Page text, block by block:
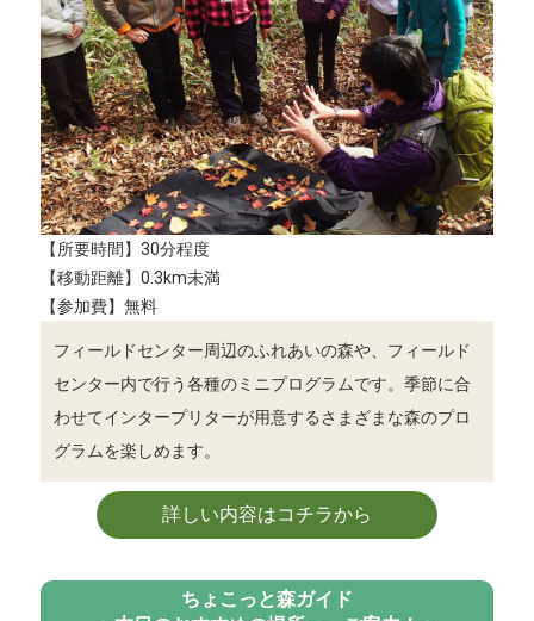
【所要時間】30分程度
【移動距離】0.3km未満
【参加費】無料
フィールドセンター周辺のふれあいの森や、フィールド
センター内で行う各種のミニプログラムです。季節に合
わせてインタープリターが用意するさまざまな森のプロ
グラムを楽しめます。
詳しい内容はコチラから
ちょこっと森ガイド